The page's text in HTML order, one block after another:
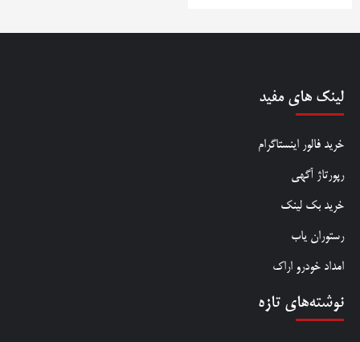
لینک های مفید
خرید فالور اینستاگرام
رپورتاژ آگهی
خرید بک لینک
رستوران یاب
امداد خودرو اراک
نوشته‌های تازه